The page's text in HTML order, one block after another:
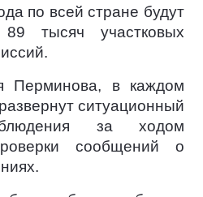
по всей стране будут
тысяч участковых
Перминова, в каждом
ситуационный
за ходом
сообщений о